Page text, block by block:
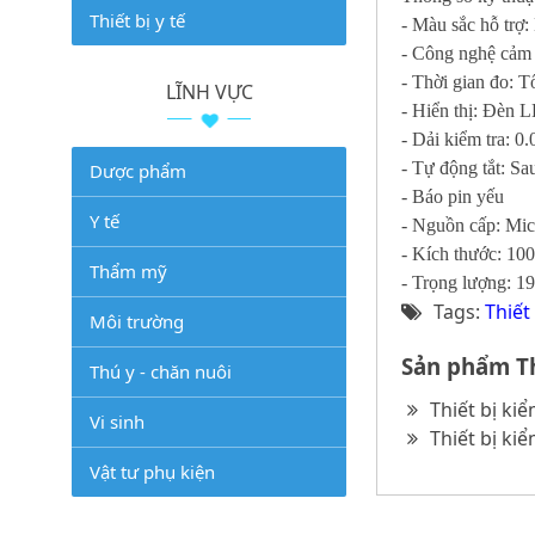
- Màu sắc hỗ
- Công nghệ
- Thời gian đo:
- Hiển thị: Đèn
- Dải kiểm tra:
- Tự động tắt:
- Báo pin yếu
- Nguồn cấp:
- Kích thước:
- Trọng lượng:
Tags:
Sản phẩm
Thiết bị
Thiết bị
Thiết bị y tế
LĨNH VỰC
Dược phẩm
Y tế
Thẩm mỹ
Môi trường
Thú y - chăn nuôi
Vi sinh
Vật tư phụ kiện